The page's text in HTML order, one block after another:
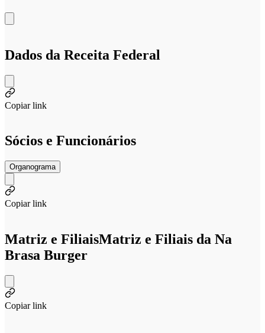
Dados da Receita Federal
Copiar link
Sócios e Funcionários
Organograma
Copiar link
Matriz e FiliaisMatriz e Filiais da Na
Brasa Burger
Copiar link